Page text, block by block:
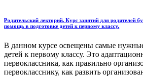
Родительский лекторий. Курс занятий для родителей
помощь в подготовке детей к первому классу.
В данном курсе освещены самые
детей к первому классу. Это
первоклассника, как правильно
первокласснику, как развить